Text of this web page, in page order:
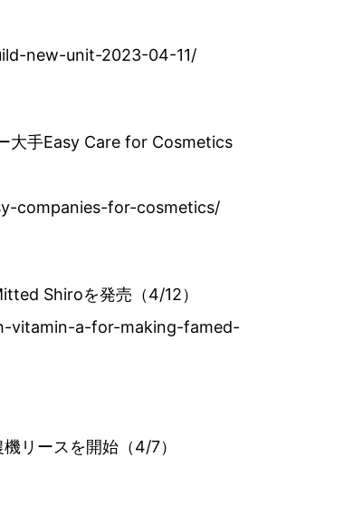
new-unit-2023-04-11/
大手Easy Care for Cosmetics
companies-for-cosmetics/
Shiroを発売（4/12）
vitamin-a-for-making-famed-
リースを開始（4/7）